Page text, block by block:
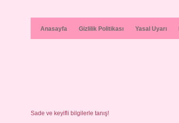
Anasayfa Gizlilik Politikası Yasal Uyarı
Sade ve keyifli bilgilerle tanış!